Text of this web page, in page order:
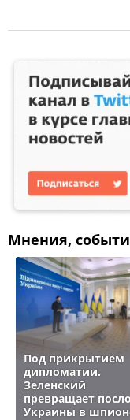
Мнения,
Под прикрытием
дипломатии.
Зеленский
превращает
Украины в